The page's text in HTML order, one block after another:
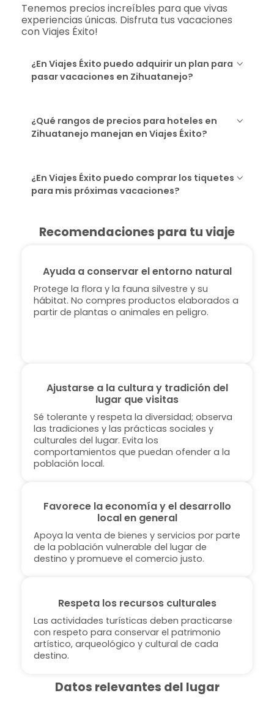
Tenemos precios increíbles para que vivas
experiencias únicas. Disfruta tus vacaciones
con Viajes Éxito!
¿En Viajes Éxito puedo adquirir un plan para
pasar vacaciones en Zihuatanejo?
¿Qué rangos de precios para hoteles en
Zihuatanejo manejan en Viajes Éxito?
¿En Viajes Éxito puedo comprar los tiquetes
para mis próximas vacaciones?
Recomendaciones para tu viaje
Ayuda a conservar el entorno natural
Protege la flora y la fauna silvestre y su
hábitat. No compres productos elaborados a
partir de plantas o animales en peligro.
Ajustarse a la cultura y tradición del
lugar que visitas
Sé tolerante y respeta la diversidad; observa
las tradiciones y las prácticas sociales y
culturales del lugar. Evita los
comportamientos que puedan ofender a la
población local.
Favorece la economía y el desarrollo
local en general
Apoya la venta de bienes y servicios por parte
de la población vulnerable del lugar de
destino y promueve el comercio justo.
Respeta los recursos culturales
Las actividades turísticas deben practicarse
con respeto para conservar el patrimonio
artístico, arqueológico y cultural de cada
destino.
Datos relevantes del lugar